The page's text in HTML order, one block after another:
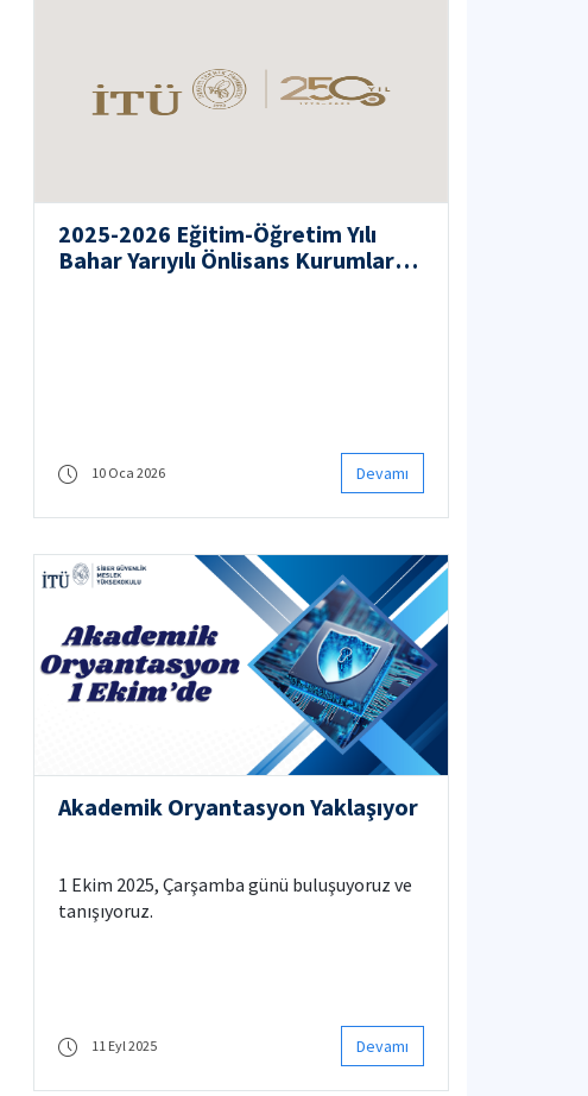
2025-2026 Eğitim-Öğretim Yılı
Bahar Yarıyılı Önlisans Kurumlar
10 Oca 2026 Devamı
Akademik Oryantasyon Yaklaşıyor
1 Ekim 2025, Çarşamba günü buluşuyoruz ve
tanışıyoruz.
11 Eyl 2025 Devamı